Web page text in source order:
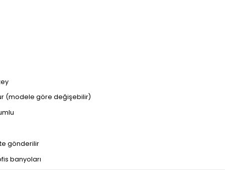
(modele göre değişebilir)
gönderilir
banyoları